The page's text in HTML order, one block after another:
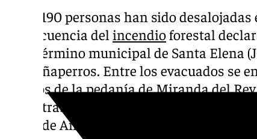
Unas 190 personas han sido
consecuencia del incendioforestal
en el término municipal de Santa Elena
Despeñaperros. Entre los evacuados se
vecinos de la pedanía de Miranda del
encontraban en una granja escuela
Junta de Andalucía.